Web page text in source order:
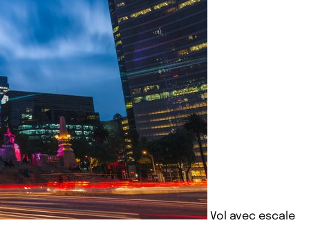
Vol avec escale